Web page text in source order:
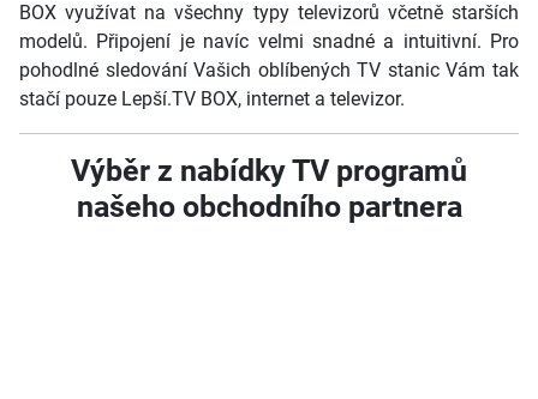
BOX využívat na všechny typy televizorů včetně starších
modelů. Připojení je navíc velmi snadné a intuitivní. Pro
pohodlné sledování Vašich oblíbených TV stanic Vám tak
stačí pouze Lepší.TV BOX, internet a televizor.
Výběr z nabídky TV programů
našeho obchodního partnera